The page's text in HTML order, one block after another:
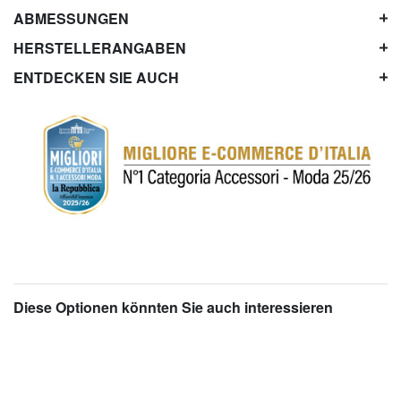
ABMESSUNGEN
HERSTELLERANGABEN
ENTDECKEN SIE AUCH
Diese Optionen könnten Sie auch interessieren